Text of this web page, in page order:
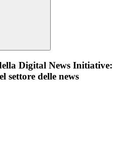
Digital News
settore delle news